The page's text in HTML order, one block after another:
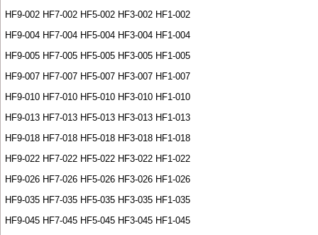
HF9-002 HF7-002 HF5-002 HF3-002 HF1-002
HF9-004 HF7-004 HF5-004 HF3-004 HF1-004
HF9-005 HF7-005 HF5-005 HF3-005 HF1-005
HF9-007 HF7-007 HF5-007 HF3-007 HF1-007
HF9-010 HF7-010 HF5-010 HF3-010 HF1-010
HF9-013 HF7-013 HF5-013 HF3-013 HF1-013
HF9-018 HF7-018 HF5-018 HF3-018 HF1-018
HF9-022 HF7-022 HF5-022 HF3-022 HF1-022
HF9-026 HF7-026 HF5-026 HF3-026 HF1-026
HF9-035 HF7-035 HF5-035 HF3-035 HF1-035
HF9-045 HF7-045 HF5-045 HF3-045 HF1-045